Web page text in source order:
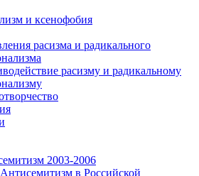
и ксенофобия
расизма и радикального
расизму и радикальному
2003-2006
Антисемитизм в Российской